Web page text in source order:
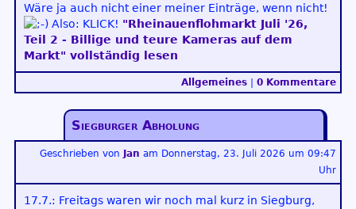
Wäre ja auch nicht einer meiner Einträge, wenn nicht!
Also: KLICK! "Rheinauenflohmarkt Juli '26,
Teil 2 - Billige und teure Kameras auf dem
Markt" vollständig lesen
Allgemeines 0 Kommentare
Siegburger Abholung
Geschrieben von Jan am Donnerstag, 23. Juli 2026 um 09:47
Uhr
17.7.: Freitags waren wir noch mal kurz in Siegburg,